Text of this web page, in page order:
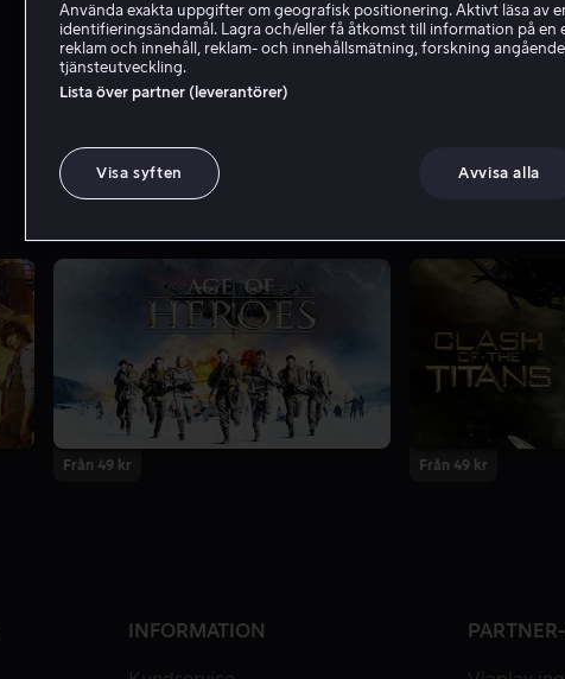
Izabella Miko
Från 49 kr Från 49 kr
INFORMATION
Använda exakta uppgifter om geografisk positionering. Aktivt läsa av
identifieringsändamål. Lagra och/eller få åtkomst till information på en
reklam och innehåll, reklam- och innehållsmätning, forskning
tjänsteutveckling.
Lista över partner (leverantörer)
Visa syften Avvisa alla